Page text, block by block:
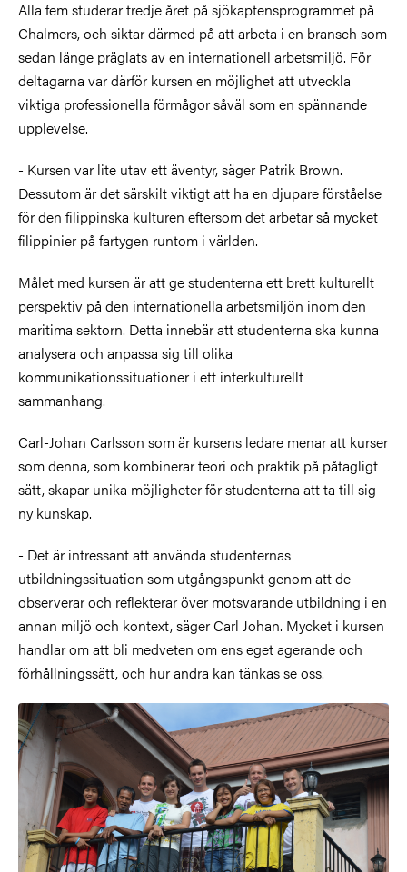
Alla fem studerar tredje året på sjökaptensprogrammet på
Chalmers, och siktar därmed på att arbeta i en bransch som
sedan länge präglats av en internationell arbetsmiljö. För
deltagarna var därför kursen en möjlighet att utveckla
viktiga professionella förmågor såväl som en spännande
upplevelse.
- Kursen var lite utav ett äventyr, säger Patrik Brown.
Dessutom är det särskilt viktigt att ha en djupare förståelse
för den filippinska kulturen eftersom det arbetar så mycket
filippinier på fartygen runtom i världen.
Målet med kursen är att ge studenterna ett brett kulturellt
perspektiv på den internationella arbetsmiljön inom den
maritima sektorn. Detta innebär att studenterna ska kunna
analysera och anpassa sig till olika
kommunikationssituationer i ett interkulturellt
sammanhang.
Carl-Johan Carlsson som är kursens ledare menar att kurser
som denna, som kombinerar teori och praktik på påtagligt
sätt, skapar unika möjligheter för studenterna att ta till sig
ny kunskap.
- Det är intressant att använda studenternas
utbildningssituation som utgångspunkt genom att de
observerar och reflekterar över motsvarande utbildning i en
annan miljö och kontext, säger Carl Johan. Mycket i kursen
handlar om att bli medveten om ens eget agerande och
förhållningssätt, och hur andra kan tänkas se oss.